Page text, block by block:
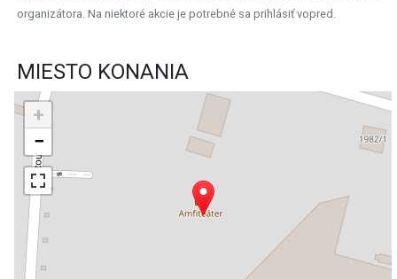
organizátora. Na niektoré akcie je potrebné sa prihlásiť vopred.
MIESTO KONANIA
+
−